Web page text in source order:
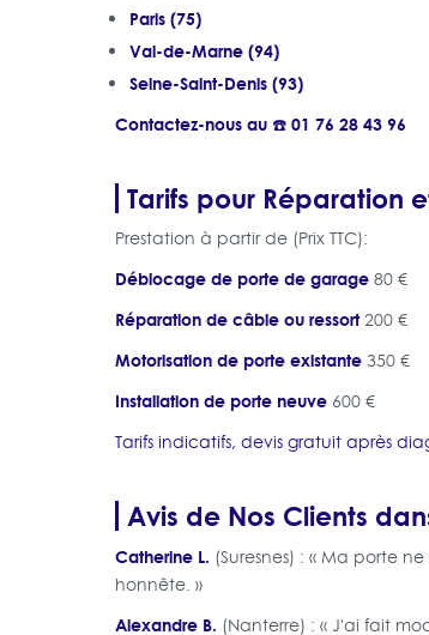
Paris (75)
Val-de-Marne (94)
Seine-Saint-Denis (93)
Contactez-nous au ☎️ 01 76 28 43 96
Tarifs pour Réparation
Prestation à partir de (Prix TTC):
Déblocage de porte de garage80 €
Réparation de câble ou ressort200 €
Motorisation de porte existante350 €
Installation de porte neuve600 €
Tarifs indicatifs, devis gratuit après
Avis de Nos Clients
Catherine L. (Suresnes) : « Ma porte
honnête. »
Alexandre B. (Nanterre) : « J'ai fait